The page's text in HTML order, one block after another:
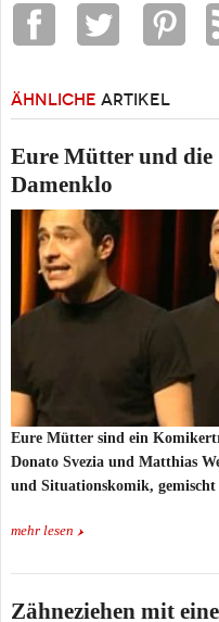
ÄHNLICHE ARTIKEL
Eure Mütter und die
Damenklo
Eure Mütter sind ein
Donato Svezia und Matthias
und Situationskomik, gemischt
mehr lesen
Zähneziehen mit